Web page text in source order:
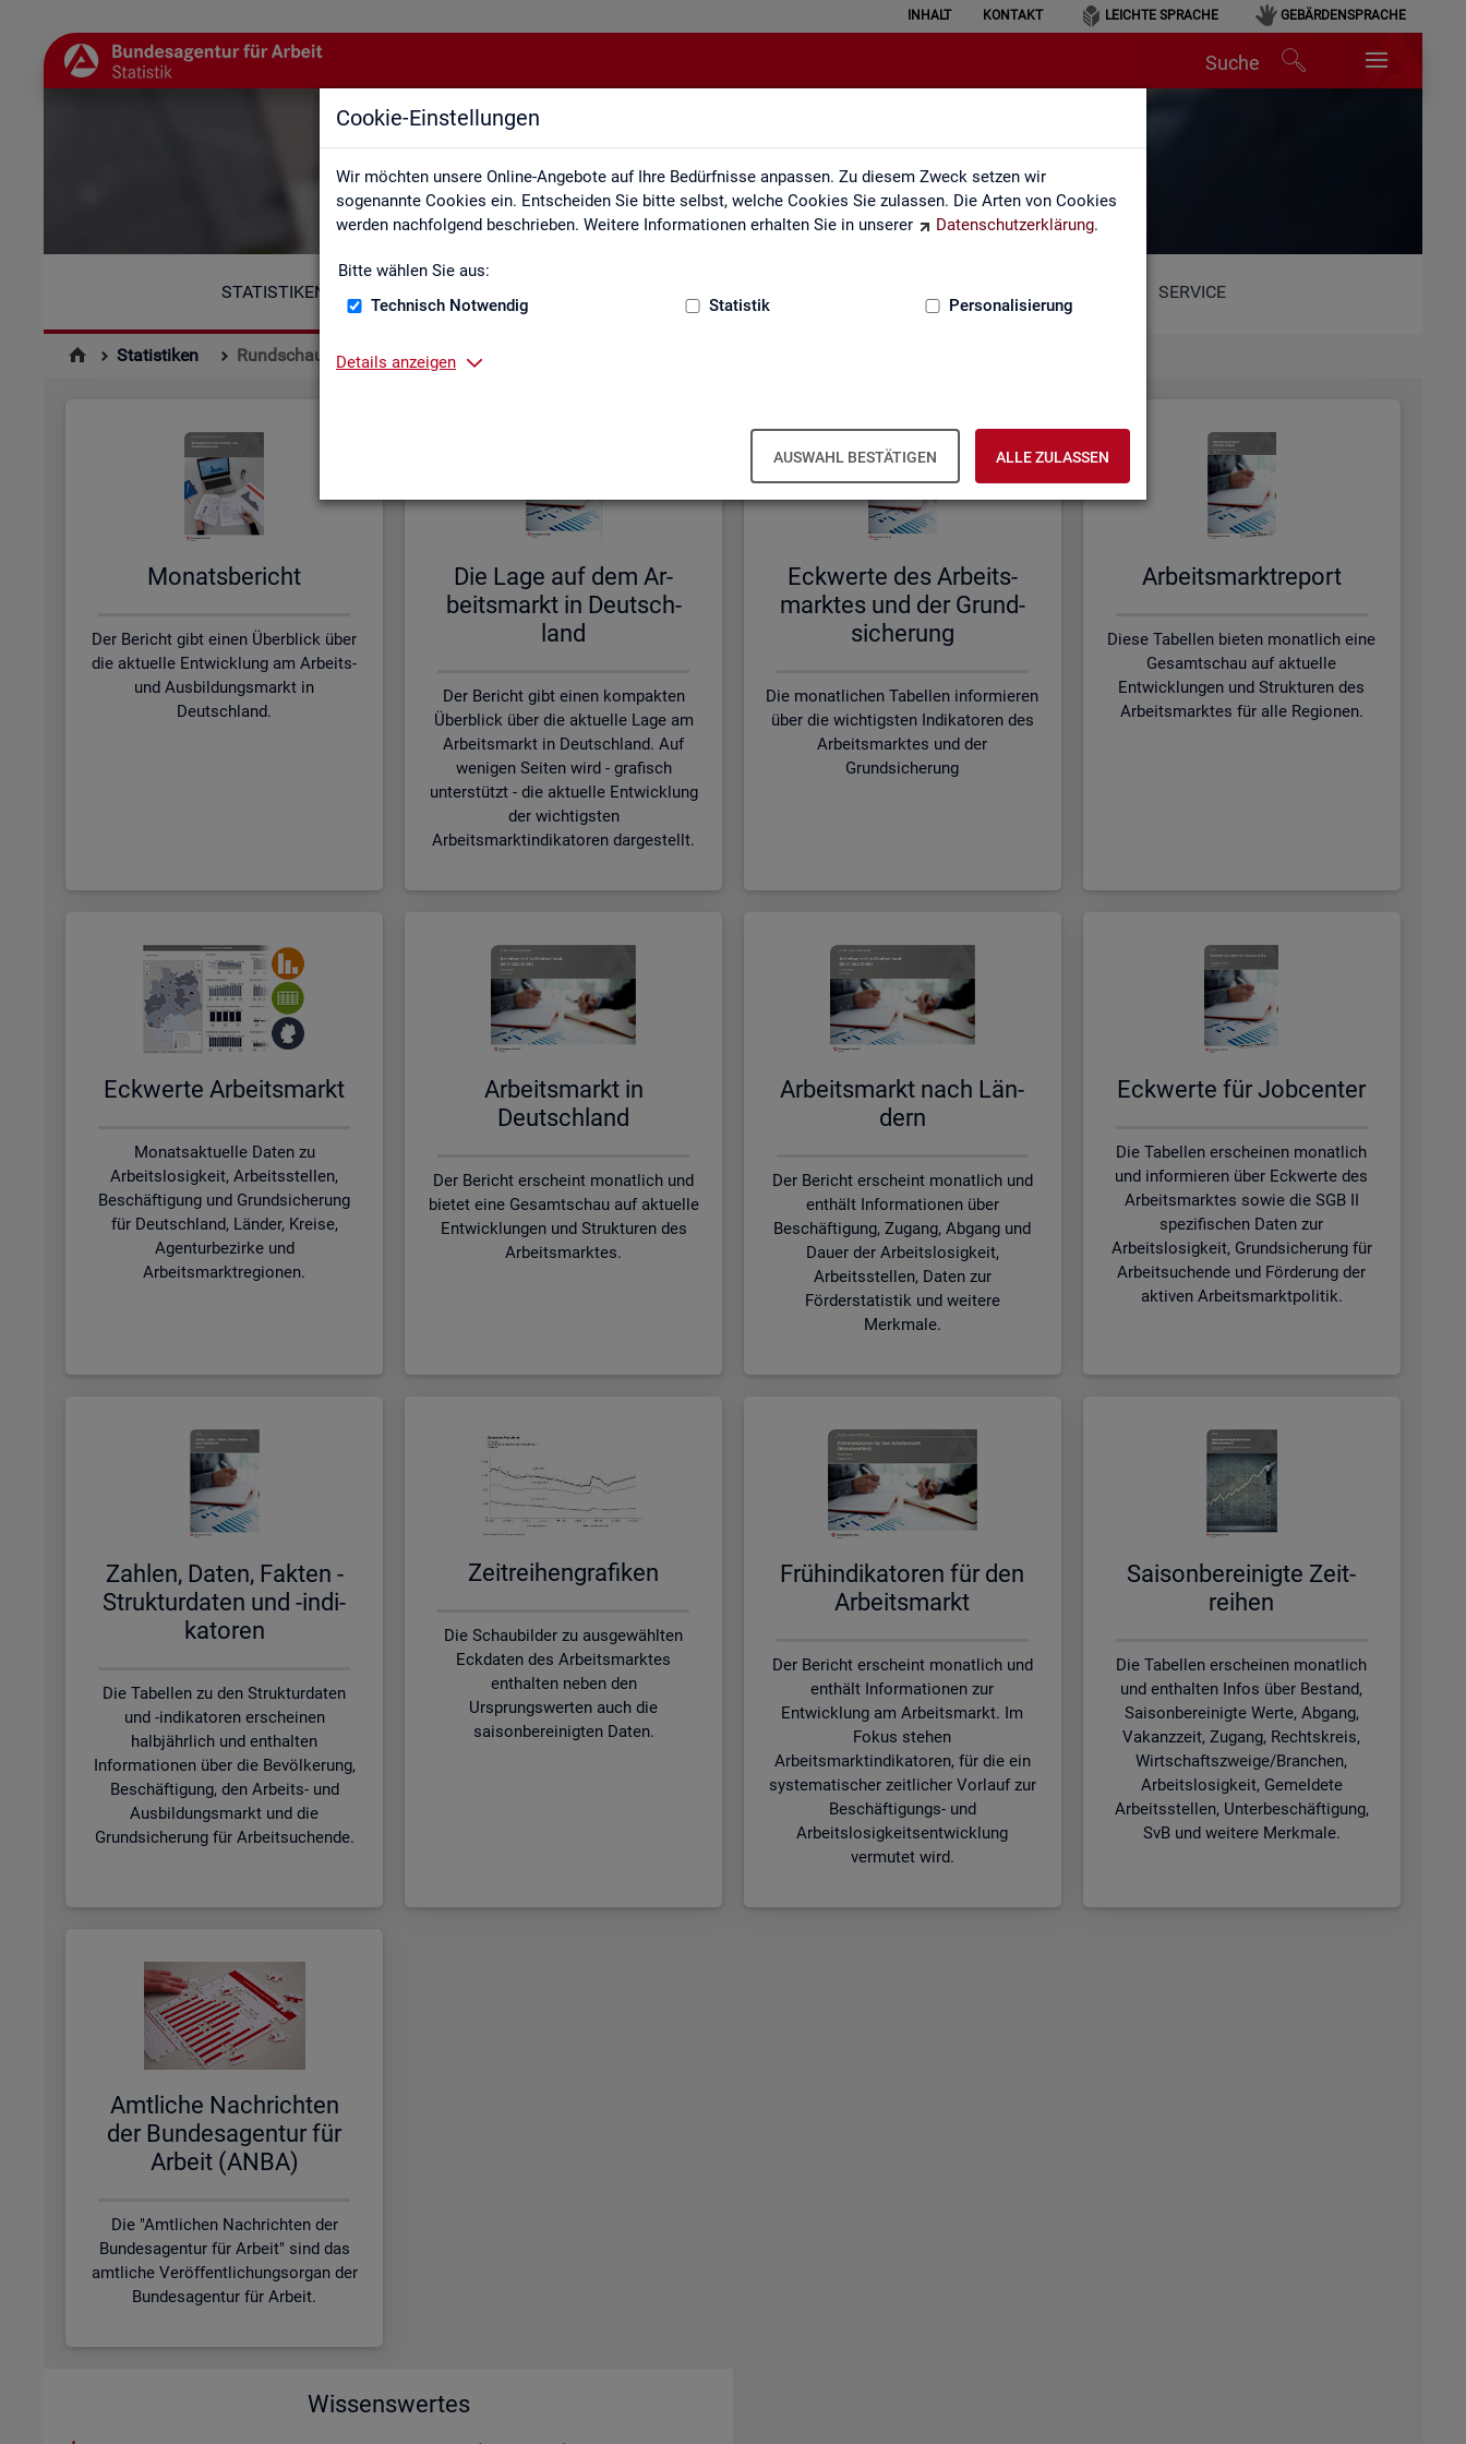
Cookie-Einstellungen
Wir möchten unsere Online-Angebote auf Ihre Bedürfnisse anpassen. Zu diesem Zweck setzen wir
sogenannte Cookies ein. Entscheiden Sie bitte selbst, welche Cookies Sie zulassen. Die Arten von Cookies
werden nachfolgend beschrieben. Weitere Informationen erhalten Sie in unserer
Datenschutzerklärung.
Bitte wählen Sie aus:
Technisch Notwendig
Statistik Personalisierung
Details anzeigen
AUSWAHL BESTÄTIGEN ALLE ZULASSEN
INHALT KONTAKT LEICHTE SPRACHE GEBÄRDENSPRACHE
Suche
Rundschau Arbeitsmarkt
STATISTIKEN SERVICE
Statistiken Rundschau Arbeitsmarkt
Mo­nats­be­richt
Der Bericht gibt einen Überblick über
die aktuelle Entwicklung am Arbeits-
und Ausbildungsmarkt in
Deutschland.
Die Lage auf dem Ar­
beits­markt in Deutsch­
land
Der Bericht gibt einen kompakten
Überblick über die aktuelle Lage am
Arbeitsmarkt in Deutschland. Auf
wenigen Seiten wird - grafisch
unterstützt - die aktuelle Entwicklung
der wichtigsten
Arbeitsmarktindikatoren dargestellt.
Eck­wer­te des Ar­beits­
mark­tes und der Grund­
si­che­rung
Die monatlichen Tabellen informieren
über die wichtigsten Indikatoren des
Arbeitsmarktes und der
Grundsicherung
Ar­beits­markt­re­port
Diese Tabellen bieten monatlich eine
Gesamtschau auf aktuelle
Entwicklungen und Strukturen des
Arbeitsmarktes für alle Regionen.
Eck­wer­te Ar­beits­markt
Monatsaktuelle Daten zu
Arbeitslosigkeit, Arbeitsstellen,
Beschäftigung und Grundsicherung
für Deutschland, Länder, Kreise,
Agenturbezirke und
Arbeitsmarktregionen.
Ar­beits­markt in
Deutsch­land
Der Bericht erscheint monatlich und
bietet eine Gesamtschau auf aktuelle
Entwicklungen und Strukturen des
Arbeitsmarktes.
Ar­beits­markt nach Län­
dern
Der Bericht erscheint monatlich und
enthält Informationen über
Beschäftigung, Zugang, Abgang und
Dauer der Arbeitslosigkeit,
Arbeitsstellen, Daten zur
Förderstatistik und weitere
Merkmale.
Eck­wer­te für Job­cen­ter
Die Tabellen erscheinen monatlich
und informieren über Eckwerte des
Arbeitsmarktes sowie die SGB II
spezifischen Daten zur
Arbeitslosigkeit, Grundsicherung für
Arbeitsuchende und Förderung der
aktiven Arbeitsmarktpolitik.
Zah­len, Daten, Fak­ten -
Struk­tur­da­ten und -in­di­
ka­to­ren
Die Tabellen zu den Strukturdaten
und -indikatoren erscheinen
halbjährlich und enthalten
Informationen über die Bevölkerung,
Beschäftigung, den Arbeits- und
Ausbildungsmarkt und die
Grundsicherung für Arbeitsuchende.
Zeit­rei­hen­gra­fi­ken
Die Schaubilder zu ausgewählten
Eckdaten des Arbeitsmarktes
enthalten neben den
Ursprungswerten auch die
saisonbereinigten Daten.
Früh­in­di­ka­to­ren für den
Ar­beits­markt
Der Bericht erscheint monatlich und
enthält Informationen zur
Entwicklung am Arbeitsmarkt. Im
Fokus stehen
Arbeitsmarktindikatoren, für die ein
systematischer zeitlicher Vorlauf zur
Beschäftigungs- und
Arbeitslosigkeitsentwicklung
vermutet wird.
Sai­son­be­rei­nig­te Zeit­
rei­hen
Die Tabellen erscheinen monatlich
und enthalten Infos über Bestand,
Saisonbereinigte Werte, Abgang,
Vakanzzeit, Zugang, Rechtskreis,
Wirtschaftszweige/Branchen,
Arbeitslosigkeit, Gemeldete
Arbeitsstellen, Unterbeschäftigung,
SvB und weitere Merkmale.
Amt­li­che Nach­rich­ten
der Bun­des­agen­tur für
Ar­beit (ANBA)
Die "Amtlichen Nachrichten der
Bundesagentur für Arbeit" sind das
amtliche Veröffentlichungsorgan der
Bundesagentur für Arbeit.
Wissenswertes